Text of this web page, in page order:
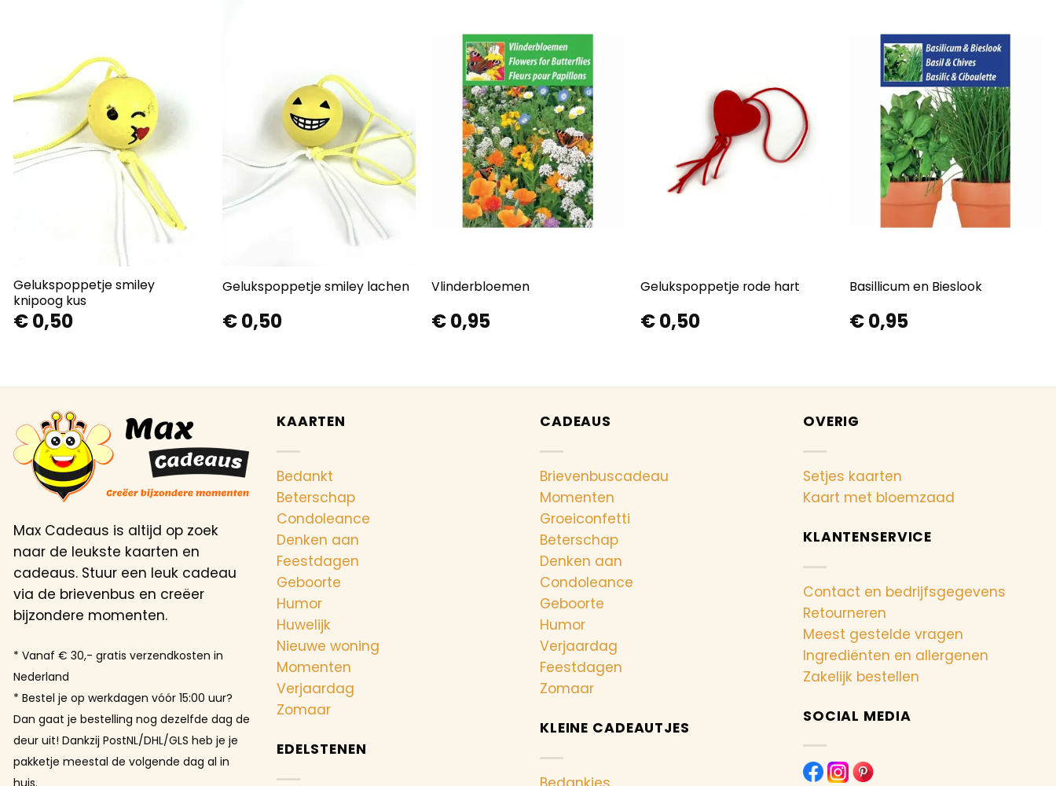
Gelukspoppetje smiley
knipoog kus
€0,50
Gelukspoppetje smiley lachen
€0,50
Vlinderbloemen
€0,95
Gelukspoppetje rode hart
€0,50
Basillicum en Bieslook
€0,95
Max Cadeaus is altijd op zoek
naar de leukste kaarten en
cadeaus. Stuur een leuk cadeau
via de brievenbus en creëer
bijzondere momenten.
* Vanaf € 30,- gratis verzendkosten in
Nederland
* Bestel je op werkdagen vóór 15:00 uur?
Dan gaat je bestelling nog dezelfde dag de
deur uit! Dankzij PostNL/DHL/GLS heb je je
pakketje meestal de volgende dag al in
huis.
KAARTEN
Bedankt
Beterschap
Condoleance
Denken aan
Feestdagen
Geboorte
Humor
Huwelijk
Nieuwe woning
Momenten
Verjaardag
Zomaar
EDELSTENEN
CADEAUS
Brievenbuscadeau
Momenten
Groeiconfetti
Beterschap
Denken aan
Condoleance
Geboorte
Humor
Verjaardag
Feestdagen
Zomaar
KLEINE CADEAUTJES
OVERIG
Setjes kaarten
Kaart met bloemzaad
KLANTENSERVICE
Contact en bedrijfsgegevens
Retourneren
Meest gestelde vragen
Ingrediënten en allergenen
Zakelijk bestellen
SOCIAL MEDIA